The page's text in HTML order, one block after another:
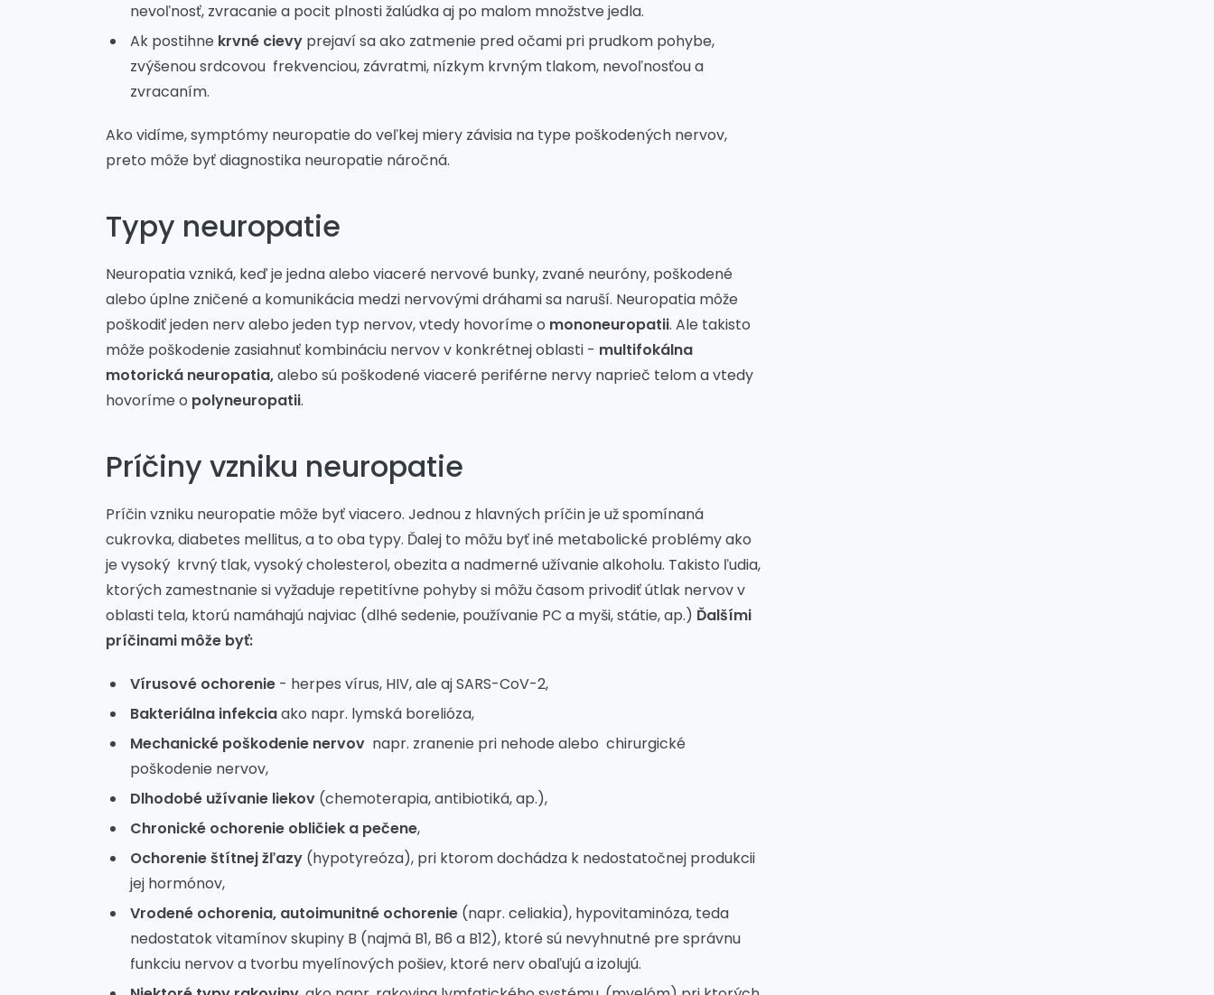
nevoľnosť, zvracanie a pocit plnosti žalúdka aj po malom množstve jedla.
Ak postihne krvné cievy prejaví sa ako zatmenie pred očami pri prudkom pohybe,
zvýšenou srdcovou frekvenciou, závratmi, nízkym krvným tlakom, nevoľnosťou a
zvracaním.
Ako vidíme, symptómy neuropatie do veľkej miery závisia na type poškodených nervov,
preto môže byť diagnostika neuropatie náročná.
Typy neuropatie
Neuropatia vzniká, keď je jedna alebo viaceré nervové bunky, zvané neuróny, poškodené
alebo úplne zničené a komunikácia medzi nervovými dráhami sa naruší. Neuropatia môže
poškodiť jeden nerv alebo jeden typ nervov, vtedy hovoríme o mononeuropatii. Ale takisto
môže poškodenie zasiahnuť kombináciu nervov v konkrétnej oblasti - multifokálna
motorická neuropatia,alebo sú poškodené viaceré periférne nervy naprieč telom a vtedy
hovoríme o polyneuropatii.
Príčiny vzniku neuropatie
Príčin vzniku neuropatie môže byť viacero. Jednou z hlavných príčin je už spomínaná
cukrovka, diabetes mellitus, a to oba typy. Ďalej to môžu byť iné metabolické problémy ako
je vysoký krvný tlak, vysoký cholesterol, obezita a nadmerné užívanie alkoholu. Takisto ľudia,
ktorých zamestnanie si vyžaduje repetitívne pohyby si môžu časom privodiť útlak nervov v
oblasti tela, ktorú namáhajú najviac (dlhé sedenie, používanie PC a myši, státie, ap.) Ďalšími
príčinami môže byť:
Vírusové ochorenie - herpes vírus, HIV, ale aj SARS-CoV-2,
Bakteriálna infekciaako napr. lymská borelióza,
Mechanické poškodenie nervov napr. zranenie pri nehode alebo chirurgické
poškodenie nervov,
Dlhodobé užívanie liekov (chemoterapia, antibiotiká, ap.),
Chronické ochorenie obličiek a pečene,
Ochorenie štítnej žľazy (hypotyreóza), pri ktorom dochádza k nedostatočnej produkcii
jej hormónov,
Vrodené ochorenia, autoimunitné ochorenie (napr. celiakia), hypovitaminóza, teda
nedostatok vitamínov skupiny B (najmä B1, B6 a B12), ktoré sú nevyhnutné pre správnu
funkciu nervov a tvorbu myelínových pošiev, ktoré nerv obaľujú a izolujú.